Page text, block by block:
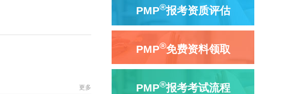
更多
PMP®报考资质评估
PMP®免费资料领取
PMP®报考考试流程